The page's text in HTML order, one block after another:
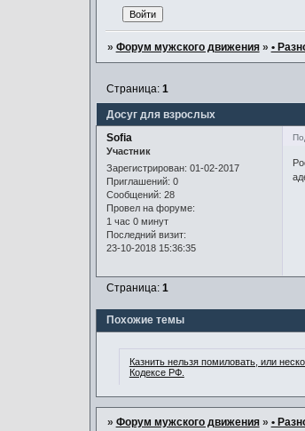
» Форум мужского движения » •
Досуг для взрослых
Страница: 1
Sofia
Участник
Зарегистрирован: 01-02-2017
Приглашений: 0
Сообщений: 28
Провел на форуме:
1 час 0 минут
Последний визит:
23-10-2018 15:36:35
Страница: 1
Похожие темы
Казнить нельзя помиловать, или
Кодексе РФ.
» Форум мужского движения » •